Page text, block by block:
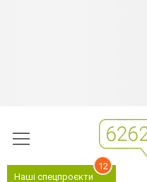
Наші спецпроєкти
12